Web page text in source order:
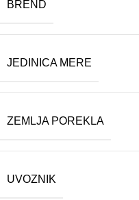
BREND
JEDINICA MERE
ZEMLJA POREKLA
UVOZNIK